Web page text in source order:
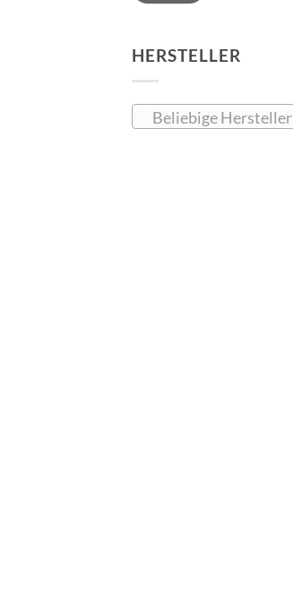
HERSTELLER
Beliebige Hersteller